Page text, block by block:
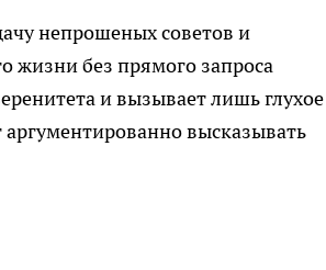
непрошеных советов и
жизни без прямого запроса
и вызывает лишь глухое
высказывать